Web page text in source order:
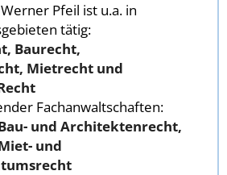
Pfeil ist u.a. in
tätig:
Baurecht,
Mietrecht und
Fachanwaltschaften:
und Architektenrecht,
und